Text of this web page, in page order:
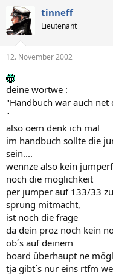
tinneff
Lieutenant
12. November 2002
deine wortwe :
"Handbuch war auch
"
also oem denk ich mal
im handbuch sollte die
sein....
wennze also kein
noch die möglichkeit
per jumper auf 133/33
sprung mitmacht,
ist noch die frage
da dein proz noch kein
ob´s auf deinem
board überhaupt ne
tja gibt´s nur eins rtfm